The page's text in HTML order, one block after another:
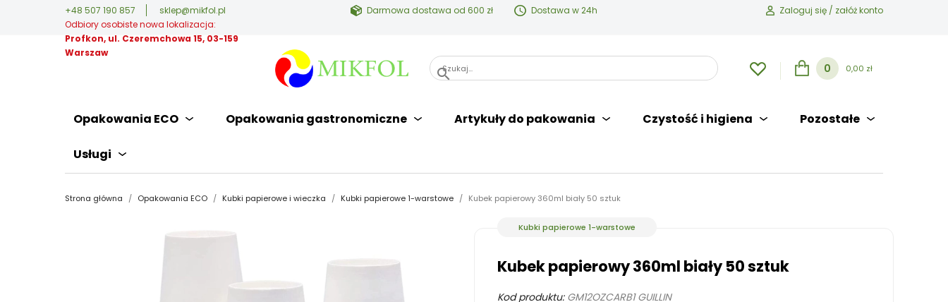
+48 507 190 857
sklep@mikfol.pl
Odbiory osobiste nowa lokalizacja:
Profkon, ul. Czeremchowa 15, 03-159
Warszaw
Darmowa dostawa od 600 zł Dostawa w 24h Zaloguj się / załóż konto
search 0 0,00 zł
Opakowania ECO Opakowania gastronomiczne Artykuły do pakowania Czystość i higiena Pozostałe
Usługi
Strona główna Opakowania ECO Kubki papierowe i wieczka Kubki papierowe 1-warstowe Kubek papierowy 360ml biały 50 sztuk
Kubki papierowe 1-warstowe
Kubek papierowy 360ml biały 50 sztuk
Kod produktu: GM12OZCARB1 GUILLIN